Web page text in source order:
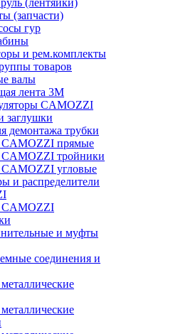
(лентяйки)
(запчасти)
гур
и рем.комплекты
товаров
валы
лента 3М
CAMOZZI
заглушки
демонтажа трубки
прямые
тройники
угловые
и распределители
и муфты
соединения и